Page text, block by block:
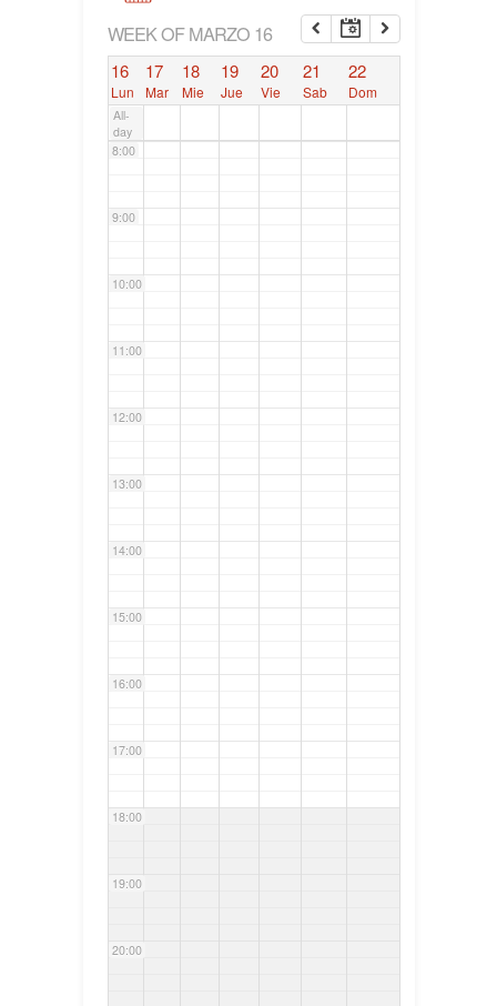
WEEK OF MARZO 16
16
Lun
17
Mar
18
Mie
19
Jue
20
Vie
21
Sab
22
Dom
All-
day
7:00
8:00
9:00
10:00
11:00
12:00
13:00
14:00
15:00
16:00
17:00
18:00
19:00
20:00